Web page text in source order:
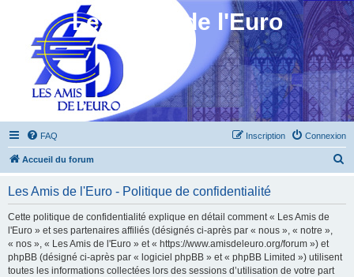
Les Amis de l'Euro
FAQ Connexion
Inscription
Accueil du forum
Les Amis de l'Euro - Politique de confidentialité
Cette politique de confidentialité explique en détail comment « Les Amis de
l'Euro » et ses partenaires affiliés (désignés ci-après par « nous », « notre »,
« nos », « Les Amis de l'Euro » et « https://www.amisdeleuro.org/forum ») et
phpBB (désigné ci-après par « logiciel phpBB » et « phpBB Limited ») utilisent
toutes les informations collectées lors des sessions d’utilisation de votre part